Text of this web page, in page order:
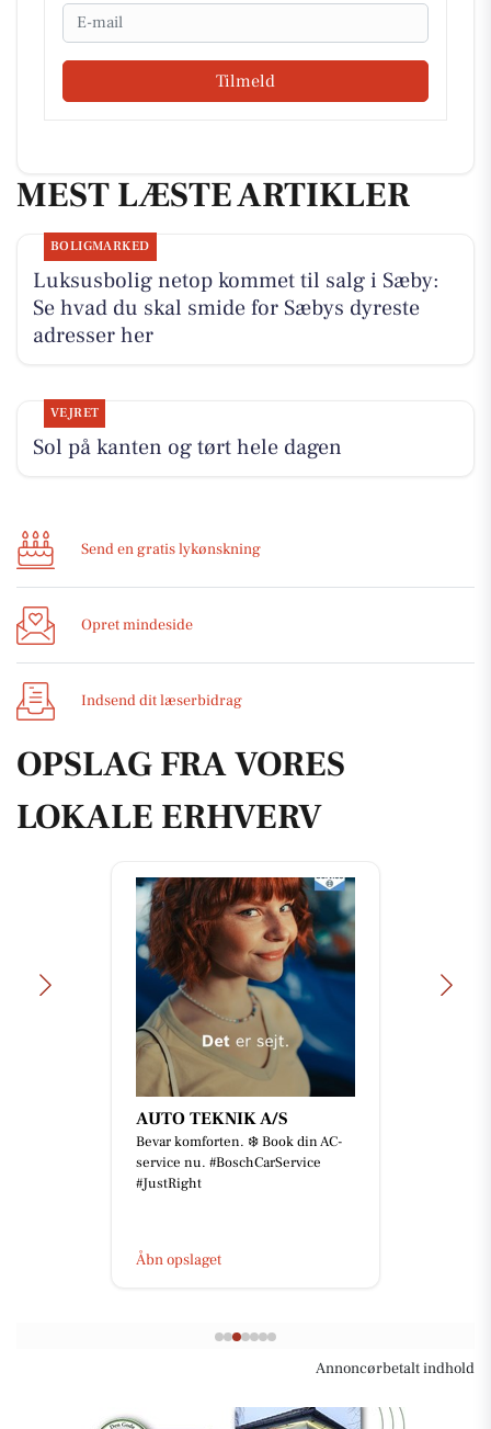
Email
Tilmeld
MEST LÆSTE ARTIKLER
BOLIGMARKED
Luksusbolig netop kommet til salg i Sæby:
Se hvad du skal smide for Sæbys dyreste
adresser her
VEJRET
Sol på kanten og tørt hele dagen
Send en gratis lykønskning
Opret mindeside
Indsend dit læserbidrag
OPSLAG FRA VORES
LOKALE ERHVERV
AUTO TEKNIK A/S
Bevar komforten. ❄️ Book din AC-
service nu. #BoschCarService
#JustRight
Åbn opslaget
Annoncørbetalt indhold